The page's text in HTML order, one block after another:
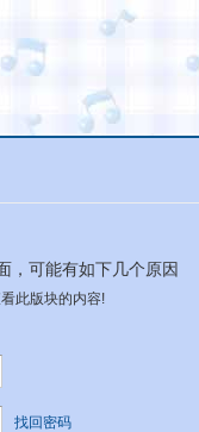
，可能有如下几个原因
此版块的内容!
找回密码